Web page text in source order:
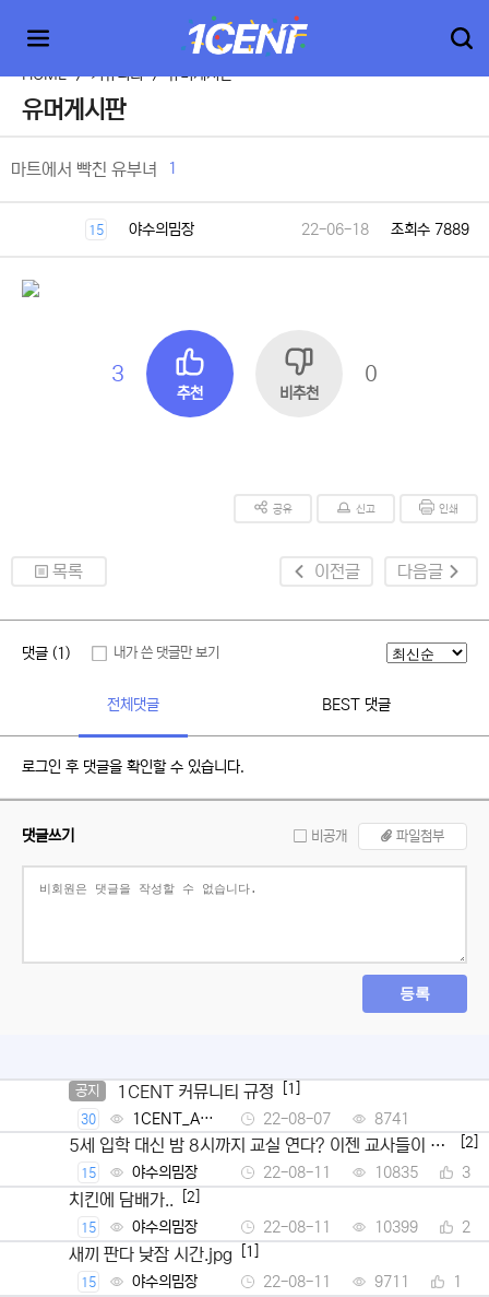
HOME > 커뮤니티 > 유머게시판
유머게시판
마트에서 빡친 유부녀 1
15 야수의밈장 22-06-18 조회수 7889
3
추천 비추천
0
공유 신고 인쇄
목록 이전글 다음글
댓글 (1) 내가 쓴 댓글만 보기
전체댓글 BEST 댓글
로그인 후 댓글을 확인할 수 있습니다.
댓글쓰기 비공개 파일첨부
등록
공지 1CENT 커뮤니티 규정 [1]
30
1CENT_Ad
min
22-08-07 8741
5세 입학 대신 밤 8시까지 교실 연다? 이젠 교사들이 뿔
났다
[2]
15 야수의밈장 22-08-11 10835 3
치킨에 담배가.. [2]
15 야수의밈장 22-08-11 10399 2
새끼 판다 낮잠 시간.jpg [1]
15 야수의밈장 22-08-11 9711 1